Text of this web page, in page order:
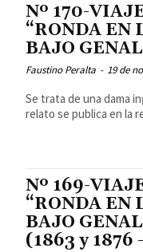
Nº 170-
“RONDA EN
BAJO
Faustino Peralta - 19 de
Se trata de una dama
relato se publica en la
Nº 169-
“RONDA EN
BAJO
(1863 y 1876